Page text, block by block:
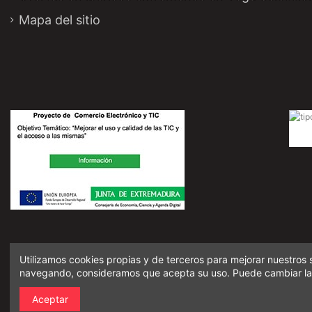
Mapa del sitio
Este comerciante se compromete a no permitir ninguna transacción que sea ilegal, o
Las siguientes actividades están prohibidas en virtud de los programas de las marcas
tarjetas. Además, las
Utilizamos cookies propias y de terceros para mejorar
navegando, consideramos que acepta su uso. Puede cambiar
Aceptar